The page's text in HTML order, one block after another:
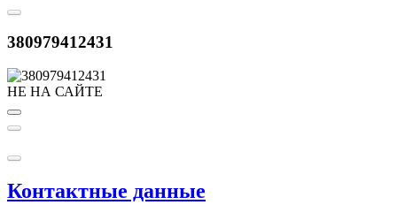
380979412431
НЕ НА САЙТЕ
Контактные данные